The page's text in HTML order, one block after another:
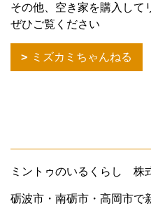
その他、空き家を購入して
ぜひご覧ください
ミズカミちゃんねる
ミントゥのいるくらし 株
砺波市・南砺市・高岡市で